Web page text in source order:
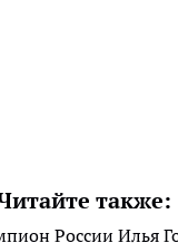
также:
России Илья